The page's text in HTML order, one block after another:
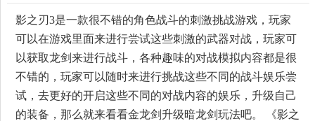
影之刃3是一款很不错的角色战斗的刺激挑战游戏，玩家
可以在游戏里面来进行尝试这些刺激的武器对战，玩家可
以获取龙剑来进行战斗，各种趣味的对战模拟内容都是很
不错的，玩家可以随时来进行挑战这些不同的战斗娱乐尝
试，去更好的开启这些不同的对战内容的娱乐，升级自己
的装备，那么就来看看金龙剑升级暗龙剑玩法吧。 《影之